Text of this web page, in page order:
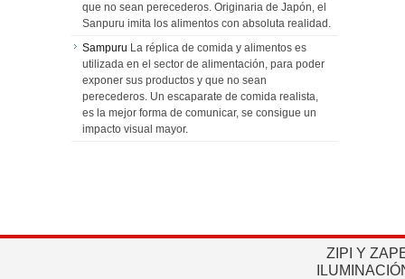
que no sean perecederos. Originaria de Japón, el
Sanpuru imita los alimentos con absoluta realidad.
Sampuru La réplica de comida y alimentos es
utilizada en el sector de alimentación, para poder
exponer sus productos y que no sean
perecederos. Un escaparate de comida realista,
es la mejor forma de comunicar, se consigue un
impacto visual mayor.
ZIPI Y